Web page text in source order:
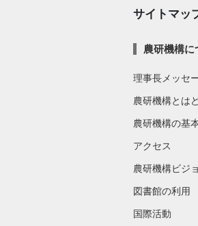
サイトマッ
農研機構に
理事長メッセ
農研機構とは
農研機構の基
アクセス
農研機構ビジ
図書館の利用
国際活動